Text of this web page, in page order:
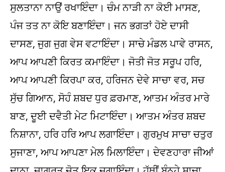
ਸੁਲਤਾਨਾ ਨਾਉਂ ਰਖਾਇੰਦਾ। ਚੰਮ ਨਾੜੀ ਨਾ ਕੋਈ ਮਾਸਣ,
ਪੰਜ ਤਤ ਨਾ ਕੋਇ ਬਣਾਇੰਦਾ। ਜਨ ਭਗਤਾਂ ਹੋਏ ਦਾਸੀ
ਦਾਸਣ, ਜੁਗ ਜੁਗ ਵੇਸ ਵਟਾਇੰਦਾ। ਸਾਚੇ ਮੰਡਲ ਪਾਵੇ ਰਾਸਨ,
ਆਪ ਆਪਣੀ ਕਿਰਤ ਕਮਾਇੰਦਾ। ਜੋਤੀ ਜੋਤ ਸਰੂਪ ਹਰਿ,
ਆਪ ਆਪਣੀ ਕਿਰਪਾ ਕਰ, ਹਰਿਜਨ ਦੇਵੇ ਸਾਚਾ ਵਰ, ਸਚ
ਸੁੱਚ ਗਿਆਨ, ਸੋਹੰ ਸ਼ਬਦ ਧੁਰ ਫ਼ਰਮਾਣ, ਆਤਮ ਅੰਤਰ ਮਾਰੇ
ਬਾਣ, ਦੂਈ ਦਵੈਤੀ ਮੇਟ ਮਿਟਾਇੰਦਾ। ਆਤਮ ਅੰਤਰ ਸ਼ਬਦ
ਨਿਸ਼ਾਨਾ, ਹਰਿ ਹਰਿ ਆਪ ਲਗਾਇੰਦਾ। ਗੁਰਮੁਖ ਸਾਚਾ ਚਤੁਰ
ਸੁਜਾਣਾ, ਆਪ ਆਪਣਾ ਮੇਲ ਮਿਲਾਇੰਦਾ। ਦੇਵਣਹਾਰਾ ਜੀਆਂ